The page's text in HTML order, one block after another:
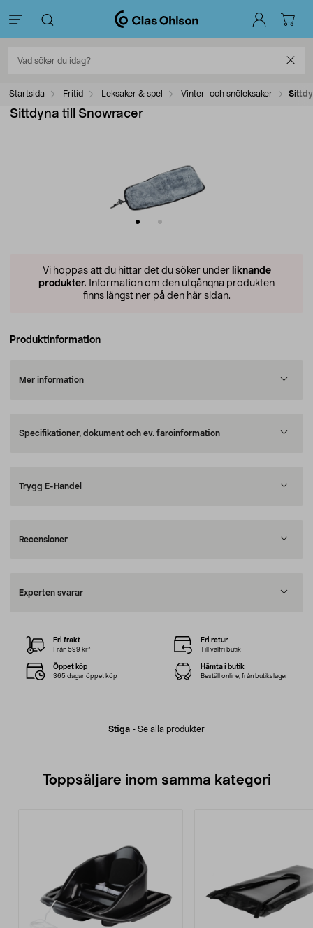
Startsida Fritid Leksaker & spel Vinter- och snöleksaker
Sittdyna till Snowracer
Vi hoppas att du hittar det du söker under liknande
produkter. Information om den utgångna produkten
finns längst ner på den här sidan.
Produktinformation
Mer information
Specifikationer, dokument och ev. faroinformation
Trygg E-Handel
Recensioner
Experten svarar
Stiga - Se alla produkter
Fri frakt
Från 599 kr*
Fri retur
Till valfri butik
Öppet köp
365 dagar öppet köp
Hämta i butik
Beställ online, från butikslager
Toppsäljare inom samma kategori